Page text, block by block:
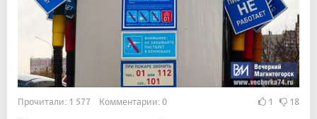
Прочитали: 1 577 Комментарии: 0 1 18